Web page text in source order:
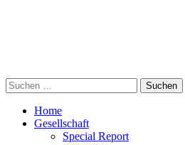
Suchen
nach:
Home
Gesellschaft
Special Report